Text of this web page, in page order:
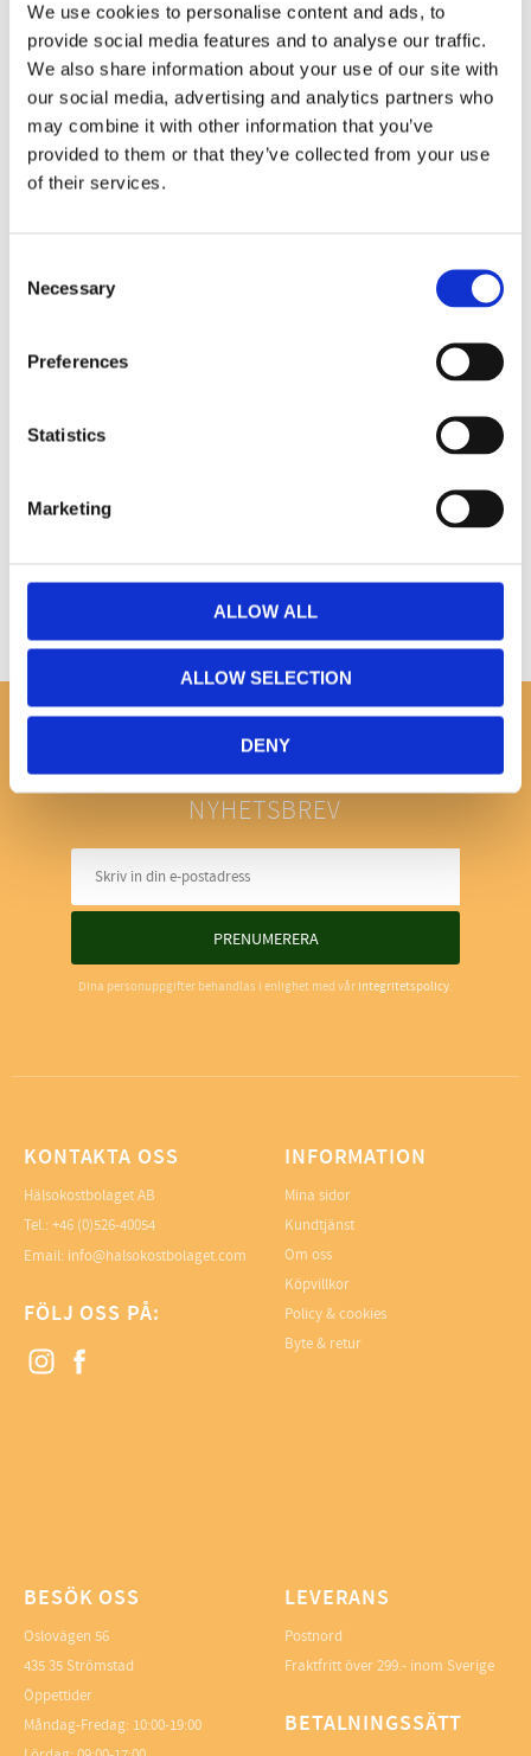
We use cookies to personalise content and ads, to
provide social media features and to analyse our traffic.
We also share information about your use of our site with
our social media, advertising and analytics partners who
may combine it with other information that you’ve
provided to them or that they’ve collected from your use
of their services.
Selection
Necessary
Preferences
Statistics
Marketing
ALLOW ALL
ALLOW SELECTION
DENY
Koffeinfri.
Dela med dig
Facebook Pinterest
Bli den första att lämna ett omdöme.
NYHETSBREV
PRENUMERERA
Dina personuppgifter behandlas i enlighet med vår integritetspolicy.
KONTAKTA OSS
Hälsokostbolaget AB
Tel.: +46 (0)526-40054
Email: info@halsokostbolaget.com
FÖLJ OSS PÅ:
INFORMATION
Mina sidor
Kundtjänst
Om oss
Köpvillkor
Policy & cookies
Byte & retur
BESÖK OSS
Oslovägen 56
435 35 Strömstad
Öppettider
Måndag-Fredag: 10:00-19:00
LEVERANS
Postnord
Fraktfritt över 299.- inom Sverige
BETALNINGSSÄTT